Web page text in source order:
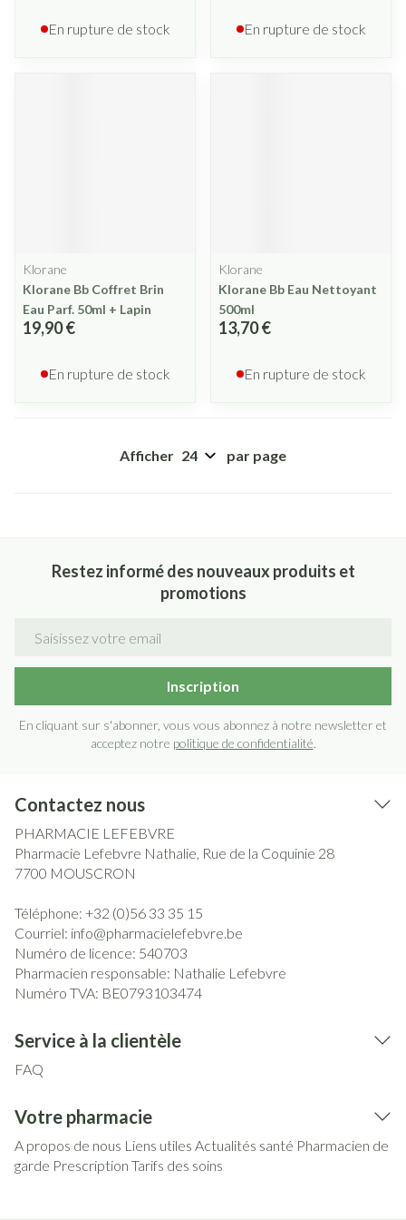
En rupture de stock En rupture de stock
Klorane
Klorane Bb Coffret Brin
Eau Parf. 50ml + Lapin
19,90 €
En rupture de stock
Klorane
Klorane Bb Eau Nettoyant
500ml
13,70 €
En rupture de stock
Afficher par page
Restez informé des nouveaux produits et
promotions
Inscription
En cliquant sur s'abonner, vous vous abonnez à notre newsletter et
acceptez notre politique de confidentialité.
Contactez nous
PHARMACIE LEFEBVRE
Pharmacie Lefebvre Nathalie, Rue de la Coquinie 28
7700 MOUSCRON
Téléphone: +32 (0)56 33 35 15
Courriel: info@pharmacielefebvre.be
Numéro de licence: 540703
Pharmacien responsable: Nathalie Lefebvre
Numéro TVA: BE0793103474
Service à la clientèle
FAQ
Votre pharmacie
A propos de nous Liens utiles Actualités santé Pharmacien de
garde Prescription Tarifs des soins